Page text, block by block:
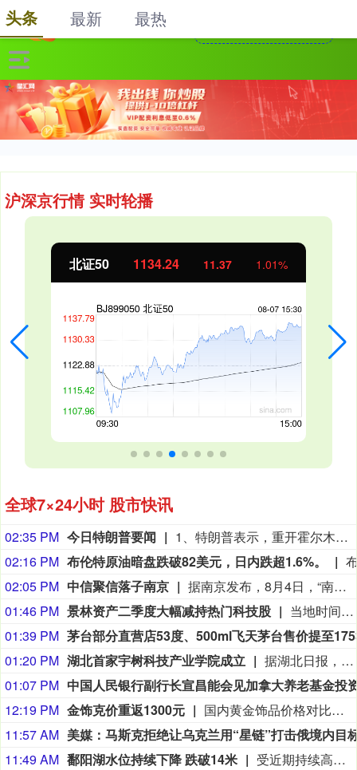
沪深京行情 实时轮播
北证50 1134.24 11.37 1.01%
全球7×24小时 股市快讯
02:35 PM 今日特朗普要闻
1、特朗普表示，重开霍尔木兹海峡的谈判正在推进，尽管伊朗议员正在考虑对与美国和以色列相关的船只实施限制。 2、特朗普：（关于人工智能）这可能比石油还要重要。谁赢得人工智能，谁就赢得一切。就是如此重要。人工智能比互联网大很多倍。 3、报道称，美国总统特朗普近日在一次私下会晤中表示，他希望副总统万斯能够赢得2028年总统大选。 4、美国总统特朗普当地时间8月7日宣布，联邦政府将向多个关键矿产和电池项目投资30亿美元，旨在增加美国国内产量，并以此推动国家安全与产业政策。 5、美国总统特朗普6日否认他对国防部长赫格塞思不满，称对赫格塞思所做的工作“非常满意”。 6、白宫本周致信库克称，特朗普“正在考虑”解除其职务，并要求她在三周内回应有关抵押贷款欺诈的指控。 7、特朗普媒体集团退出与Crypto.com的两项交易。 8、当地时间8月6日，有记者在采访美国总统特朗普时提出，如果民主党人在中期选举后控制国会众议院，可能会再次试图弹劾他，特朗普表示，“很多人说我是有史以来最伟大的总统之一”。
02:16 PM 布伦特原油暗盘跌破82美元，日内跌超1.6%。
02:05 PM 中信聚信落子南京
据南京发布，8月4日，“南京聚信天晟股权投资合伙企业（有限合伙）”正式落地紫金山国际科创基金街区。基金规模10.01亿元，管理人为中信聚信（北京）资本管理有限公司，其向上穿透的实际控制人为中信集团，管理人整体管理规模超百亿元。该基金在2026紫金山创投大会上签约启动组建，将重点投向新一代信息技术、高端装备、新材料、新能源、生物医药及新消费等领域，为南京科创产业注入新的资本动能。
01:46 PM 景林资产二季度大幅减持热门科技股
当地时间8月7日，知名千亿级私募景林资产披露2026年二季度末最新美股持仓（13F）。二季度，景林资产清仓英伟达、META等热门科技股，大幅减持英特尔、网易、谷歌等标的；景林资产在二季度末的美股持仓市值从38.8亿美元大幅下降至21.9亿美元，降幅达43%。在大幅收缩多只原有持仓的同时，景林资产也对部分半导体产业链公司进行了布局，包括近期业绩超预期的美国光模块制造商AAOI（应用光电）。
01:39 PM
01:20 PM 湖北首家宇树科技产业学院成立
据湖北日报，8月7日，湖北省首家宇树科技产业学院在长江工程职业技术学院成立。据悉，“宇树科技产业学院”由宇树科技股份有限公司与长江工程职业技术学院共建，实行“企业专家任院长、校内教授任执行副院长”双院长制管理架构，聚焦机器人调试、运维、技术支持等市场紧缺岗位，精准培育紧缺人才。
01:07 PM
12:19 PM 金饰克价重返1300元
国内黄金饰品价格对比显示，国内多家品牌足金饰品价格重返1300元，其中周生生足金饰品报1315元/克，周大福报价1308元/克，老庙黄金报价1310元/克。
11:57 AM
11:49 AM 鄱阳湖水位持续下降 跌破14米 受近期持续高温天气影响，我国最大淡水湖鄱阳湖水位快速下降。截至8月8日8时，鄱阳湖标志性水文站星子站水位下降至13.97米，较昨日下降0.13米，鄱阳湖湖口站水位下降至13.84米，湖区两岸退水痕迹明显。（央视新闻）
头条 最新 最热